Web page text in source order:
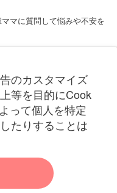
マに質問して悩みや不安を
のカスタマイズ
等を目的にCook
って個人を特定
たりすることは
情報を配信中